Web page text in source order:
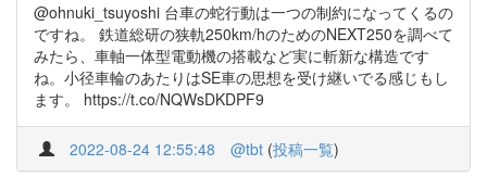
@ohnuki_tsuyoshi 台車の蛇行動は一つの制約になってくるの
ですね。 鉄道総研の狭軌250km/hのためのNEXT250を調べて
みたら、車軸一体型電動機の搭載など実に斬新な構造です
ね。小径車輪のあたりはSE車の思想を受け継いでる感じもし
ます。 https://t.co/NQWsDKDPF9
2022-08-24 12:55:48 @tbt (投稿一覧)